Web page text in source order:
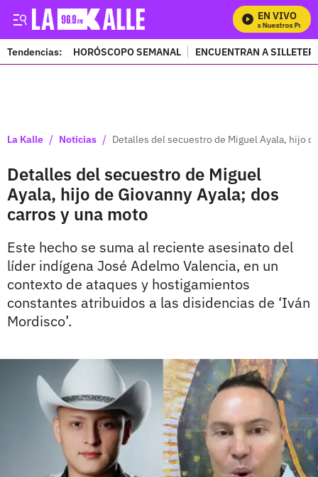
EN VIVO
Mira Todos Nuestros
Tendencias: HORÓSCOPO SEMANAL ENCUENTRAN A
La Kalle / Noticias / Detalles del secuestro de Miguel Ayala, hijo
Detalles del secuestro de Miguel
Ayala, hijo de Giovanny Ayala; dos
carros y una moto
Este hecho se suma al reciente asesinato del
líder indígena José Adelmo Valencia, en un
contexto de ataques y hostigamientos
constantes atribuidos a las disidencias de ‘Iván
Mordisco’.